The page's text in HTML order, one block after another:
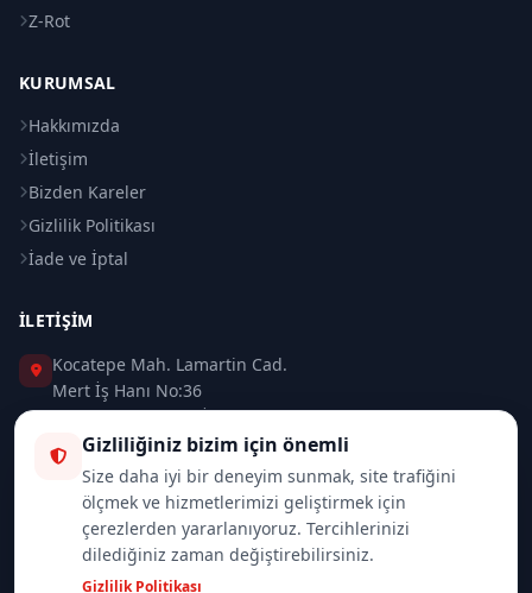
Z-Rot
KURUMSAL
Hakkımızda
İletişim
Bizden Kareler
Gizlilik Politikası
İade ve İptal
İLETIŞIM
Kocatepe Mah. Lamartin Cad.
Mert İş Hanı No:36
Taksim / Beyoğlu / İSTANBUL
0 (212) 235 37 83
0 (532) 418 08 46
info@merttrade.com
Gizliliğiniz bizim için önemli
Size daha iyi bir deneyim sunmak, site trafiğini
ölçmek ve hizmetlerimizi geliştirmek için
çerezlerden yararlanıyoruz. Tercihlerinizi
dilediğiniz zaman değiştirebilirsiniz.
Gizlilik Politikası